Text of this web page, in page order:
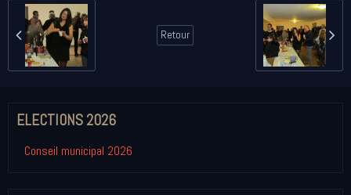
Retour
ELECTIONS 2026
Conseil municipal 2026